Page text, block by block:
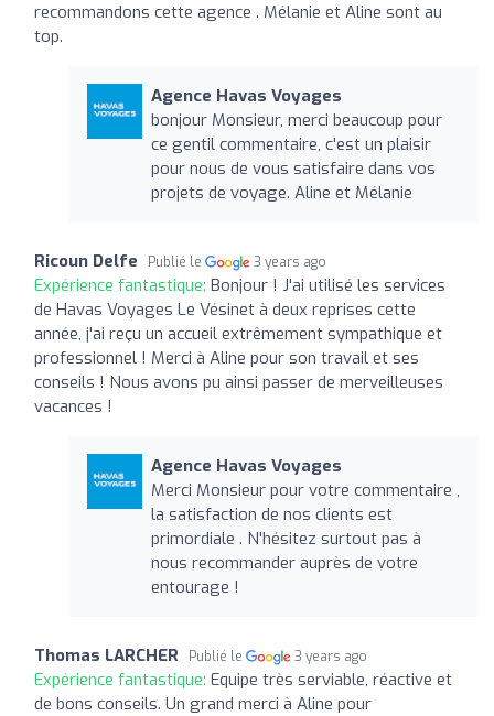
recommandons cette agence . Mélanie et Aline sont au
top.
Agence Havas Voyages
bonjour Monsieur, merci beaucoup pour
ce gentil commentaire, c'est un plaisir
pour nous de vous satisfaire dans vos
projets de voyage. Aline et Mélanie
Ricoun Delfe Publié le 3 years ago
Expérience fantastique: Bonjour ! J'ai utilisé les services
de Havas Voyages Le Vésinet à deux reprises cette
année, j'ai reçu un accueil extrêmement sympathique et
professionnel ! Merci à Aline pour son travail et ses
conseils ! Nous avons pu ainsi passer de merveilleuses
vacances !
Agence Havas Voyages
Merci Monsieur pour votre commentaire ,
la satisfaction de nos clients est
primordiale . N'hésitez surtout pas à
nous recommander auprès de votre
entourage !
Thomas LARCHER Publié le 3 years ago
Expérience fantastique: Equipe très serviable, réactive et
de bons conseils. Un grand merci à Aline pour